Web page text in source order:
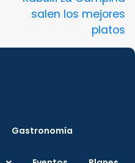
salen los mejores
platos
Gastronomía